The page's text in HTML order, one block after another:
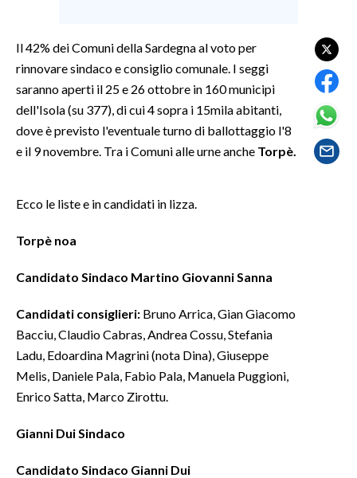
LAVORO
BANDI
SPORT IN SARDEGNA
SPORT
BASKET
TENNIS
ALTRI SPORT
CULTURA
Il 42% dei Comuni della Sardegna al voto per
rinnovare sindaco e consiglio comunale. I seggi
saranno aperti il 25 e 26 ottobre in 160 municipi
dell'Isola (su 377), di cui 4 sopra i 15mila abitanti,
dove è previsto l'eventuale turno di ballottaggio l'8
e il 9 novembre. Tra i Comuni alle urne anche Torpè.
Ecco le liste e in candidati in lizza.
Torpè noa
Candidato Sindaco Martino Giovanni Sanna
Candidati consiglieri: Bruno Arrica, Gian Giacomo
Bacciu, Claudio Cabras, Andrea Cossu, Stefania
Ladu, Edoardina Magrini (nota Dina), Giuseppe
Melis, Daniele Pala, Fabio Pala, Manuela Puggioni,
Enrico Satta, Marco Zirottu.
Gianni Dui Sindaco
Candidato Sindaco Gianni Dui